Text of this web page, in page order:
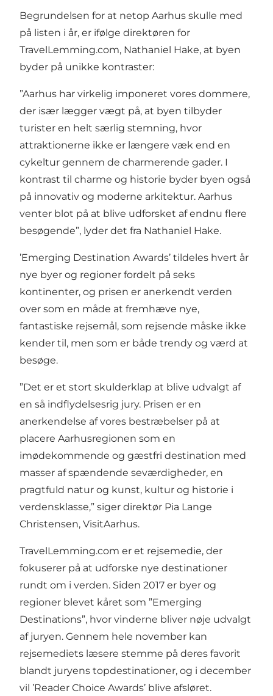
Begrundelsen for at netop Aarhus skulle med
på listen i år, er ifølge direktøren for
TravelLemming.com, Nathaniel Hake, at byen
byder på unikke kontraster:
”Aarhus har virkelig imponeret vores dommere,
der især lægger vægt på, at byen tilbyder
turister en helt særlig stemning, hvor
attraktionerne ikke er længere væk end en
cykeltur gennem de charmerende gader. I
kontrast til charme og historie byder byen også
på innovativ og moderne arkitektur. Aarhus
venter blot på at blive udforsket af endnu flere
besøgende”, lyder det fra Nathaniel Hake.
’Emerging Destination Awards’ tildeles hvert år
nye byer og regioner fordelt på seks
kontinenter, og prisen er anerkendt verden
over som en måde at fremhæve nye,
fantastiske rejsemål, som rejsende måske ikke
kender til, men som er både trendy og værd at
besøge.
”Det er et stort skulderklap at blive udvalgt af
en så indflydelsesrig jury. Prisen er en
anerkendelse af vores bestræbelser på at
placere Aarhusregionen som en
imødekommende og gæstfri destination med
masser af spændende seværdigheder, en
pragtfuld natur og kunst, kultur og historie i
verdensklasse,” siger direktør Pia Lange
Christensen, VisitAarhus.
TravelLemming.com er et rejsemedie, der
fokuserer på at udforske nye destinationer
rundt om i verden. Siden 2017 er byer og
regioner blevet kåret som ”Emerging
Destinations”, hvor vinderne bliver nøje udvalgt
af juryen. Gennem hele november kan
rejsemediets læsere stemme på deres favorit
blandt juryens topdestinationer, og i december
vil ’Reader Choice Awards’ blive afsløret.